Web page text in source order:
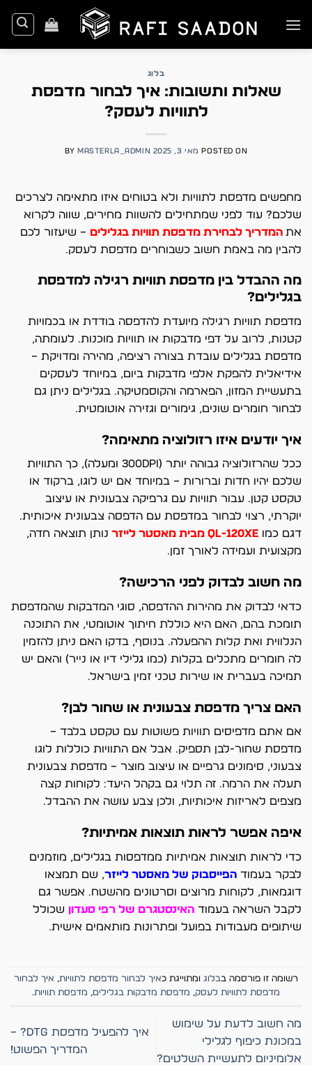
to
בלוג
שאלות ותשובות: איך לבחור מדפסת
לתוויות לעסק?
POSTED ON מאי 3, 2025 BY MASTERLA_ADMIN
מחפשים מדפסת לתוויות ולא בטוחים איזו מתאימה לצרכים
שלכם? עוד לפני שמתחילים להשוות מחירים, שווה לקרוא
את המדריך לבחירת מדפסת תוויות בגלילים – שיעזור לכם
להבין מה באמת חשוב כשבוחרים מדפסת לעסק.
מה ההבדל בין מדפסת תוויות רגילה למדפסת
בגלילים?
מדפסת תוויות רגילה מיועדת להדפסה בודדת או בכמויות
קטנות, לרוב על דפי מדבקות או תוויות מוכנות. לעומתה,
מדפסת בגלילים עובדת בצורה רציפה, מהירה ומדויקת –
אידיאלית להפקת אלפי מדבקות ביום, במיוחד לעסקים
בתעשיית המזון, הפארמה והקוסמטיקה. בגלילים ניתן גם
לבחור חומרים שונים, גימורים וגזירה אוטומטית.
איך יודעים איזו רזולוציה מתאימה?
ככל שהרזולוציה גבוהה יותר (300DPI ומעלה), כך התוויות
שלכם יהיו חדות וברורות – במיוחד אם יש לוגו, ברקוד או
טקסט קטן. עבור תוויות עם גרפיקה צבעונית או עיצוב
יוקרתי, רצוי לבחור במדפסת עם הדפסה צבעונית איכותית.
דגם כמו QL-120Xe מבית מאסטר לייזר
נותן תוצאה חדה,
מקצועית ועמידה לאורך זמן.
מה חשוב לבדוק לפני הרכישה?
כדאי לבדוק את מהירות ההדפסה, סוגי המדבקות שהמדפסת
תומכת בהם, האם היא כוללת חיתוך אוטומטי, את התוכנה
הנלווית ואת קלות ההפעלה. בנוסף, בדקו האם ניתן להזמין
לה חומרים מתכלים בקלות (כמו גלילי דיו או נייר) והאם יש
תמיכה בעברית או שירות טכני זמין בישראל.
האם צריך מדפסת צבעונית או שחור לבן?
אם אתם מדפיסים תוויות פשוטות עם טקסט בלבד –
מדפסת שחור-לבן תספיק. אבל אם התוויות כוללות לוגו
צבעוני, סימונים גרפיים או עיצוב מוצר – מדפסת צבעונית
תעלה את הרמה. זה תלוי גם בקהל היעד: לקוחות קצה
מצפים לאריזות איכותיות, ולכן צבע עושה את ההבדל.
איפה אפשר לראות תוצאות אמיתיות?
כדי לראות תוצאות אמיתיות ממדפסות בגלילים, מוזמנים
לבקר בעמוד הפייסבוק של מאסטר לייזר, שם תמצאו
דוגמאות, לקוחות מרוצים וסרטונים מהשטח. אפשר גם
לקבל השראה בעמוד האינסטגרם של רפי סעדון שכולל
שיתופים מעבודות בפועל ופתרונות מותאמים אישית.
רשומה זו פורסמה בבלוג ומתוייגת כאיך לבחור מדפסת לתוויות, איך לבחור
מדפסת לתוויות לעסק, מדפסת מדבקות בגלילים, מדפסת תוויות.
מה חשוב לדעת על שימוש
במכונת כיפוף לגלילי
אלומיניום לתעשיית השלטים?
איך להפעיל מדפסת DTG? –
המדריך הפשוט!